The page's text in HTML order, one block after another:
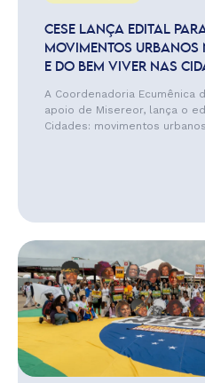
CESE LANÇA EDITAL
MOVIMENTOS URBANOS
E DO BEM VIVER NAS
A Coordenadoria Ecumênica
apoio de Misereor, lança o
Cidades: movimentos